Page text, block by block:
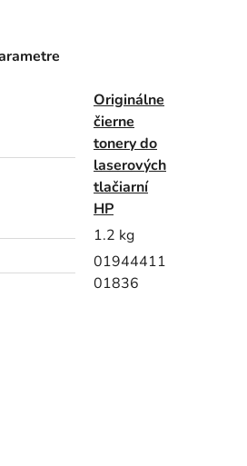
Originálne
čierne
tonery do
laserových
tlačiarní
HP
1.2 kg
01944411
01836